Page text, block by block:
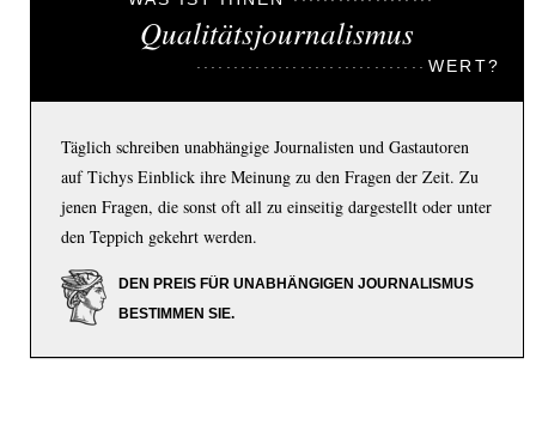
Qualitätsjournalismus
WERT?
Täglich schreiben unabhängige Journalisten und Gastautoren
auf Tichys Einblick ihre Meinung zu den Fragen der Zeit. Zu
jenen Fragen, die sonst oft all zu einseitig dargestellt oder unter
den Teppich gekehrt werden.
DEN PREIS FÜR UNABHÄNGIGEN JOURNALISMUS
BESTIMMEN SIE.